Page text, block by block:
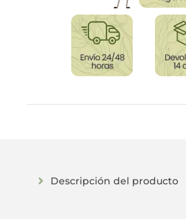
Descripción del producto